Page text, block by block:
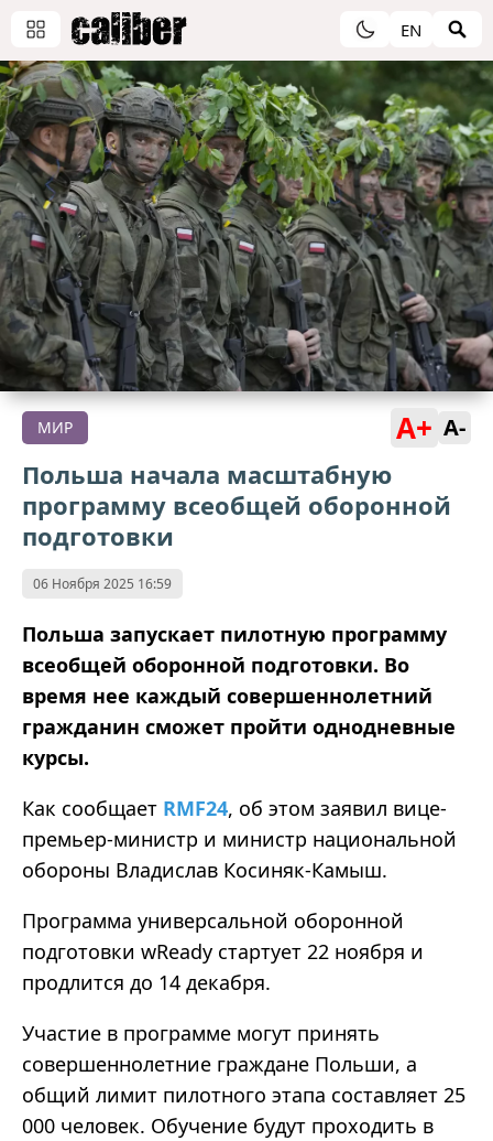
EN
МИР A+ A-
Польша начала масштабную
программу всеобщей оборонной
подготовки
06 Ноября 2025 16:59
Польша запускает пилотную программу
всеобщей оборонной подготовки. Во
время нее каждый совершеннолетний
гражданин сможет пройти однодневные
курсы.
Как сообщает RMF24, об этом заявил вице-
премьер-министр и министр национальной
обороны Владислав Косиняк-Камыш.
Программа универсальной оборонной
подготовки wReady стартует 22 ноября и
продлится до 14 декабря.
Участие в программе могут принять
совершеннолетние граждане Польши, а
общий лимит пилотного этапа составляет 25
000 человек. Обучение будут проходить в